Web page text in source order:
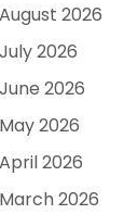
August 2026
July 2026
June 2026
May 2026
April 2026
March 2026